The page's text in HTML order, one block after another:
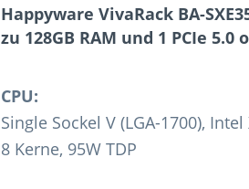
Happyware VivaRack BA-
zu 128GB RAM und 1 PCIe
CPU:
Single Sockel V (LGA-1700),
8 Kerne, 95W TDP